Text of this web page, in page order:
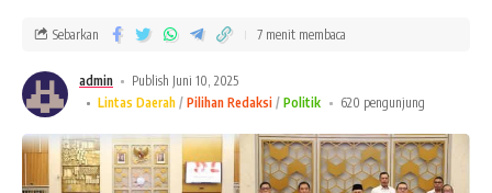
admin
Publish Juni 10, 2025
Lintas Daerah
Pilihan Redaksi Politik 620 pengunjung
Sebarkan 7 menit membaca